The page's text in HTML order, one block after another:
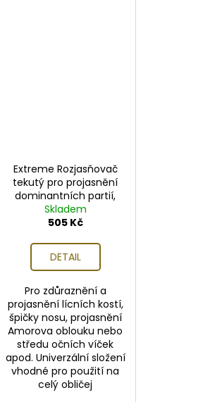
Extreme Rozjasňovač
tekutý pro projasnění
dominantních partií,
SPF15
Skladem
505 Kč
DETAIL
Pro zdůraznění a
projasnění lícních kostí,
špičky nosu, projasnění
Amorova oblouku nebo
středu očních víček
apod. Univerzální složení
vhodné pro použití na
celý obličej